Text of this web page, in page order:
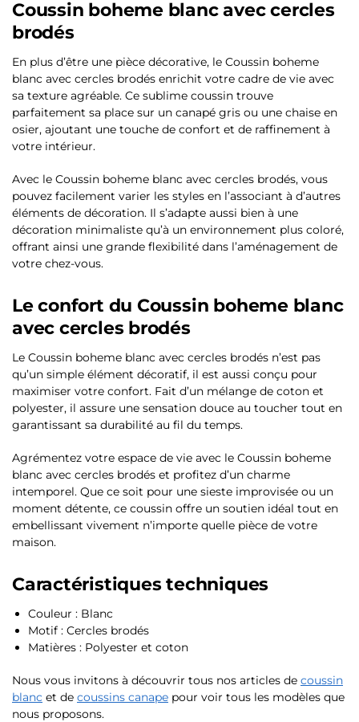
Coussin boheme blanc avec cercles
brodés
En plus d’être une pièce décorative, le Coussin boheme
blanc avec cercles brodés enrichit votre cadre de vie avec
sa texture agréable. Ce sublime coussin trouve
parfaitement sa place sur un canapé gris ou une chaise en
osier, ajoutant une touche de confort et de raffinement à
votre intérieur.
Avec le Coussin boheme blanc avec cercles brodés, vous
pouvez facilement varier les styles en l’associant à d’autres
éléments de décoration. Il s’adapte aussi bien à une
décoration minimaliste qu’à un environnement plus coloré,
offrant ainsi une grande flexibilité dans l’aménagement de
votre chez-vous.
Le confort du Coussin boheme blanc
avec cercles brodés
Le Coussin boheme blanc avec cercles brodés n’est pas
qu’un simple élément décoratif, il est aussi conçu pour
maximiser votre confort. Fait d’un mélange de coton et
polyester, il assure une sensation douce au toucher tout en
garantissant sa durabilité au fil du temps.
Agrémentez votre espace de vie avec le Coussin boheme
blanc avec cercles brodés et profitez d’un charme
intemporel. Que ce soit pour une sieste improvisée ou un
moment détente, ce coussin offre un soutien idéal tout en
embellissant vivement n’importe quelle pièce de votre
maison.
Caractéristiques techniques
Couleur : Blanc
Motif : Cercles brodés
Matières : Polyester et coton
Nous vous invitons à découvrir tous nos articles de coussin
blanc et de coussins canape pour voir tous les modèles que
nous proposons.